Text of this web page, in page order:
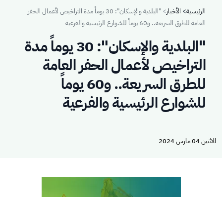
Breadcrumb
الرئيسية الأخبار
"البلدية والإسكان": 30 يوماً مدة التراخيص لأعمال الحفر
العامة للطرق السريعة.. و60 يوماً للشوارع الرئيسية والفرعية
"البلدية والإسكان": 30 يوماً مدة
التراخيص لأعمال الحفر العامة
للطرق السريعة.. و60 يوماً
للشوارع الرئيسية والفرعية
الاثنين 04 مارس 2024